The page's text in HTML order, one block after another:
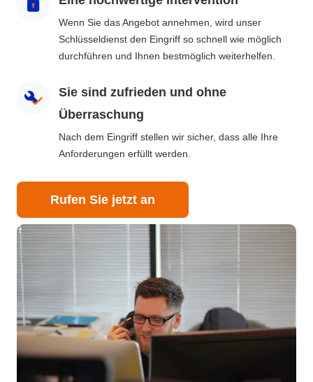
Wenn Sie das Angebot annehmen, wird unser
Schlüsseldienst den Eingriff so schnell wie möglich
durchführen und Ihnen bestmöglich weiterhelfen.
Sie sind zufrieden und ohne
Überraschung
Nach dem Eingriff stellen wir sicher, dass alle Ihre
Anforderungen erfüllt werden.
Rufen Sie jetzt an